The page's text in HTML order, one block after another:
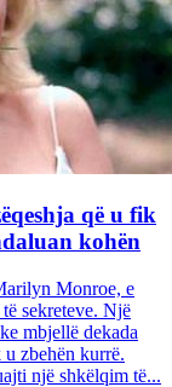
që u fik
kohën
Monroe, e
sekreteve. Një
mbjellë dekada
zbehën kurrë.
një shkëlqim të...